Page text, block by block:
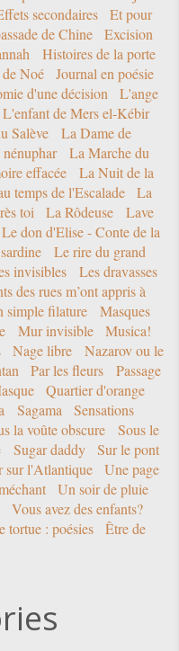
secondaires
Et pour
de Chine
Excision
Histoires de la porte
Noé
Journal en poésie
d'une décision
L'ange
L'enfant de Mers el-Kébir
Salève
La Dame de
La Marche du
effacée
La Nuit de la
temps de l'Escalade
La
toi La Rôdeuse
Lave
Le don d'Elise - Conte de la
Le rire du grand
invisibles
Les dravasses
des rues m’ont appris à
simple filature
Masques
Mur invisible
Musica!
Nage libre
Nazarov ou le
Par les fleurs
Passage
Quartier d'orange
Sagama
Sensations
la voûte obscure
Sous le
Sugar daddy
Sur le pont
sur l'Atlantique
Une page
Un soir de pluie
Vous avez des enfants?
tortue : poésies
Être de